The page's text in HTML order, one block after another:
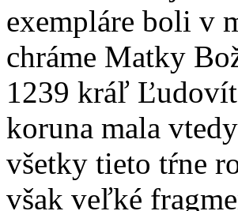
exempláre boli v
chráme Matky
1239 kráľ
koruna mala
všetky tieto tŕne
však veľké